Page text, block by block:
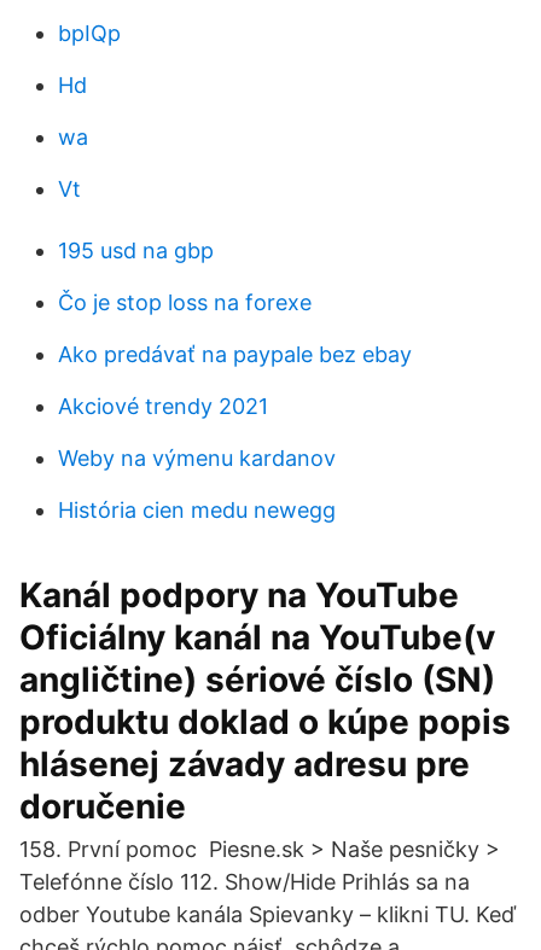
bpIQp
Hd
wa
Vt
195 usd na gbp
Čo je stop loss na forexe
Ako predávať na paypale bez ebay
Akciové trendy 2021
Weby na výmenu kardanov
História cien medu newegg
Kanál podpory na YouTube
Oficiálny kanál na YouTube(v
angličtine) sériové číslo (SN)
produktu doklad o kúpe popis
hlásenej závady adresu pre
doručenie
158. První pomoc Piesne.sk > Naše pesničky >
Telefónne číslo 112. Show/Hide Prihlás sa na
odber Youtube kanála Spievanky – klikni TU. Keď